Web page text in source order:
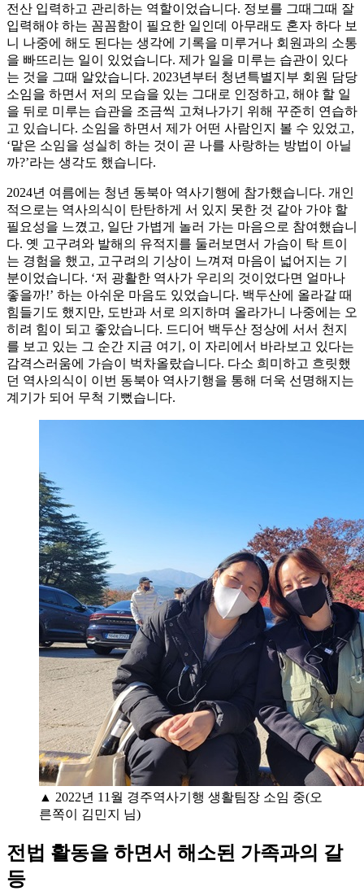
전산 입력하고 관리하는 역할이었습니다. 정보를 그때그때 잘
입력해야 하는 꼼꼼함이 필요한 일인데 아무래도 혼자 하다 보
니 나중에 해도 된다는 생각에 기록을 미루거나 회원과의 소통
을 빠뜨리는 일이 있었습니다. 제가 일을 미루는 습관이 있다
는 것을 그때 알았습니다. 2023년부터 청년특별지부 회원 담당
소임을 하면서 저의 모습을 있는 그대로 인정하고, 해야 할 일
을 뒤로 미루는 습관을 조금씩 고쳐나가기 위해 꾸준히 연습하
고 있습니다. 소임을 하면서 제가 어떤 사람인지 볼 수 있었고,
‘맡은 소임을 성실히 하는 것이 곧 나를 사랑하는 방법이 아닐
까?’라는 생각도 했습니다.
2024년 여름에는 청년 동북아 역사기행에 참가했습니다. 개인
적으로는 역사의식이 탄탄하게 서 있지 못한 것 같아 가야 할
필요성을 느꼈고, 일단 가볍게 놀러 가는 마음으로 참여했습니
다. 옛 고구려와 발해의 유적지를 둘러보면서 가슴이 탁 트이
는 경험을 했고, 고구려의 기상이 느껴져 마음이 넓어지는 기
분이었습니다. ‘저 광활한 역사가 우리의 것이었다면 얼마나
좋을까!’ 하는 아쉬운 마음도 있었습니다. 백두산에 올라갈 때
힘들기도 했지만, 도반과 서로 의지하며 올라가니 나중에는 오
히려 힘이 되고 좋았습니다. 드디어 백두산 정상에 서서 천지
를 보고 있는 그 순간 지금 여기, 이 자리에서 바라보고 있다는
감격스러움에 가슴이 벅차올랐습니다. 다소 희미하고 흐릿했
던 역사의식이 이번 동북아 역사기행을 통해 더욱 선명해지는
계기가 되어 무척 기뻤습니다.
▲ 2022년 11월 경주역사기행 생활팀장 소임 중(오
른쪽이 김민지 님)
전법 활동을 하면서 해소된 가족과의 갈
등